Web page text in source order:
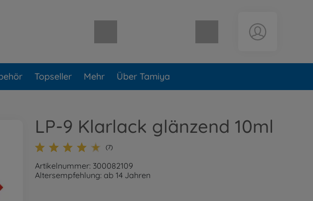
Warenkorb leer
Topseller Mehr Über Tamiya
LP-9 Klarlack glänzend 10ml
(7)
Artikelnummer: 300082109
Altersempfehlung: ab 14 Jahren